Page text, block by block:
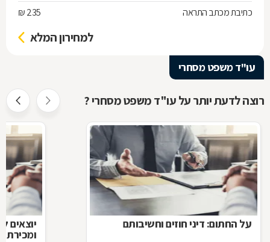
כתיבת מכתב התראה
235 ₪
למחירון המלא
עו"ד משפט מסחרי
רוצה לדעת יותר על עו"ד משפט מסחרי ?
על החתום: דיני חוזים וחשיבותם יוצאים
ומכירת